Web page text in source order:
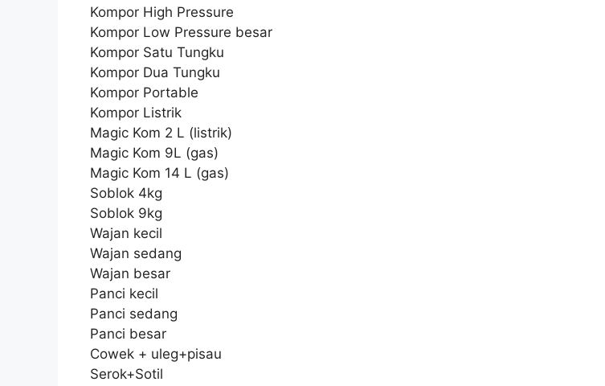
Kompor High Pressure
Kompor Low Pressure besar
Kompor Satu Tungku
Kompor Dua Tungku
Kompor Portable
Kompor Listrik
Magic Kom 2 L (listrik)
Magic Kom 9L (gas)
Magic Kom 14 L (gas)
Soblok 4kg
Soblok 9kg
Wajan kecil
Wajan sedang
Wajan besar
Panci kecil
Panci sedang
Panci besar
Cowek + uleg+pisau
Serok+Sotil